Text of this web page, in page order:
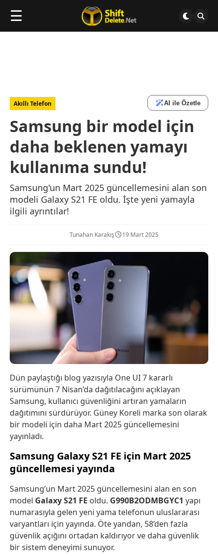
☰
Akıllı Telefon AI ile Özetle
Samsung bir model için
daha beklenen yamayı
kullanıma sundu!
Samsung'un Mart 2025 güncellemesini alan son
modeli Galaxy S21 FE oldu. İşte yeni yamayla
ilgili ayrıntılar!
Tunahan Karakış 19 Mart 2025
Dün paylaştığı blog yazısıyla One UI 7 kararlı
sürümünün 7 Nisan’da dağıtılacağını açıklayan
Samsung, kullanıcı güvenliğini artıran yamaların
dağıtımını sürdürüyor. Güney Koreli marka son olarak
bir modeli için daha Mart 2025 güncellemesini
yayınladı.
Samsung Galaxy S21 FE için Mart 2025
güncellemesi yayında
Samsung’un Mart 2025 güncellemesini alan en son
model Galaxy S21 FE oldu. G990B2ODMBGYC1 yapı
numarasıyla gelen yeni yama telefonun uluslararası
varyantları için yayında. Öte yandan, 58’den fazla
güvenlik açığını ortadan kaldırıyor ve daha güvenlik
bir sistem deneyimi sunuyor.